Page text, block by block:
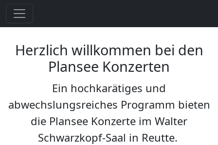
Herzlich willkommen bei den
Plansee Konzerten
Ein hochkarätiges und
abwechslungsreiches Programm bieten
die Plansee Konzerte im Walter
Schwarzkopf-Saal in Reutte.